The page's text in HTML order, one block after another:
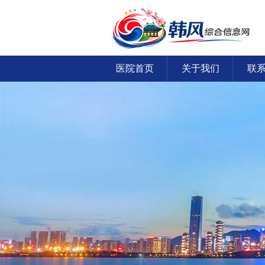
医院首页 关于我们 联